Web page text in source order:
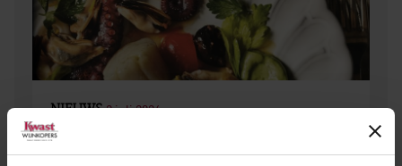
NIEUWS 2 juli 2026
Proef de zomer met Feudo Montoni